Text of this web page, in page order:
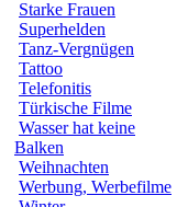
Starke Frauen
Superhelden
Tanz-Vergnügen
Tattoo
Telefonitis
Türkische Filme
Wasser hat keine
Balken
Weihnachten
Werbung, Werbefilme